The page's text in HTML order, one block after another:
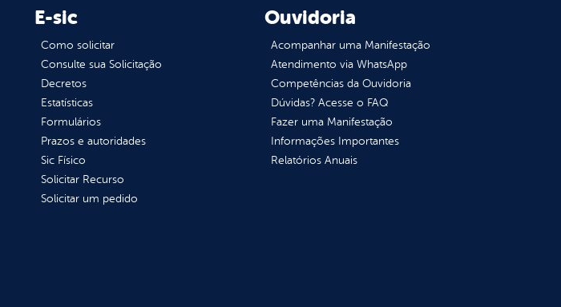
E-sic
Como solicitar
Consulte sua Solicitação
Decretos
Estatísticas
Formulários
Prazos e autoridades
Sic Físico
Solicitar Recurso
Solicitar um pedido
Ouvidoria
Acompanhar uma Manifestação
Atendimento via WhatsApp
Competências da Ouvidoria
Dúvidas? Acesse o FAQ
Fazer uma Manifestação
Informações Importantes
Relatórios Anuais